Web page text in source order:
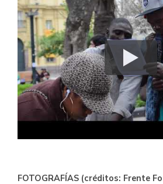
FOTOGRAFÍAS (créditos: Frente